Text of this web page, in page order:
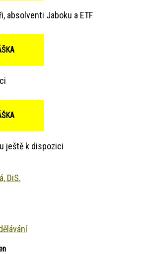
absolventi Jaboku a ETF
ještě k dispozici
DiS.